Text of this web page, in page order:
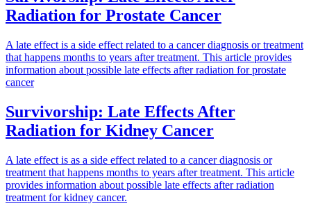
Radiation for Prostate Cancer
A late effect is a side effect related to a cancer diagnosis or treatment
that happens months to years after treatment. This article provides
information about possible late effects after radiation for prostate
cancer
Survivorship: Late Effects After
Radiation for Kidney Cancer
A late effect is as a side effect related to a cancer diagnosis or
treatment that happens months to years after treatment. This article
provides information about possible late effects after radiation
treatment for kidney cancer.